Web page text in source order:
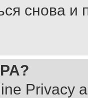
снова и
Privacy